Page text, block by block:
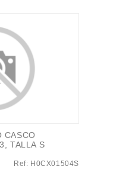
CASCO
TALLA S
Ref: H0CX01504S